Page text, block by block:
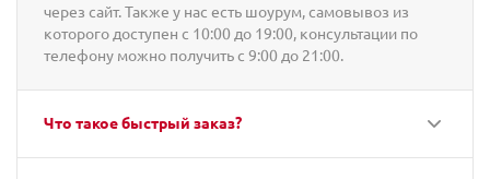
через сайт. Также у нас есть шоурум, самовывоз из
которого доступен с 10:00 до 19:00, консультации по
телефону можно получить с 9:00 до 21:00.
Что такое быстрый заказ?